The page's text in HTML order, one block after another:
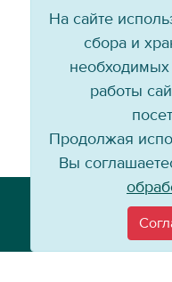
Email:
На сайте
сбора и
работы
Продолжая
Вы